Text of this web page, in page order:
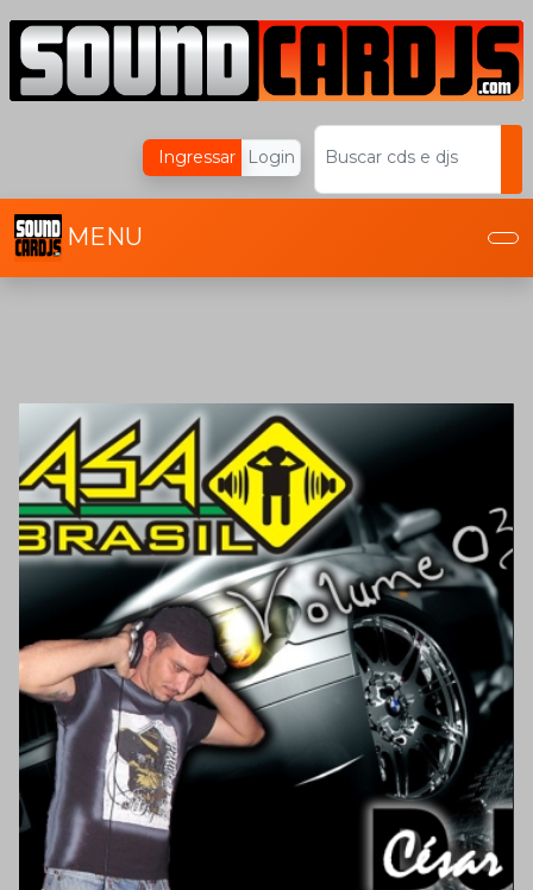
Login
Ingressar Buscar cds e djs
MENU